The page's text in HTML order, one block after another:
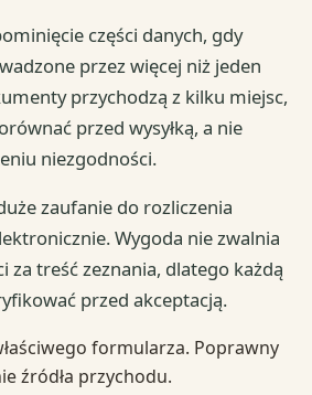
części danych, gdy
przez więcej niż jeden
przychodzą z kilku miejsc,
przed wysyłką, a nie
niezgodności.
zaufanie do rozliczenia
Wygoda nie zwalnia
za treść zeznania, dlatego każdą
przed akceptacją.
formularza. Poprawny
źródła przychodu.